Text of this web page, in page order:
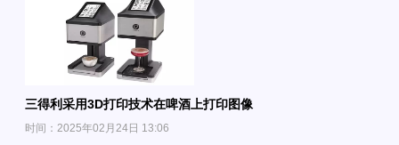
三得利采用3D打印技术在啤酒上打印图像
时间：2025年02月24日 13:06